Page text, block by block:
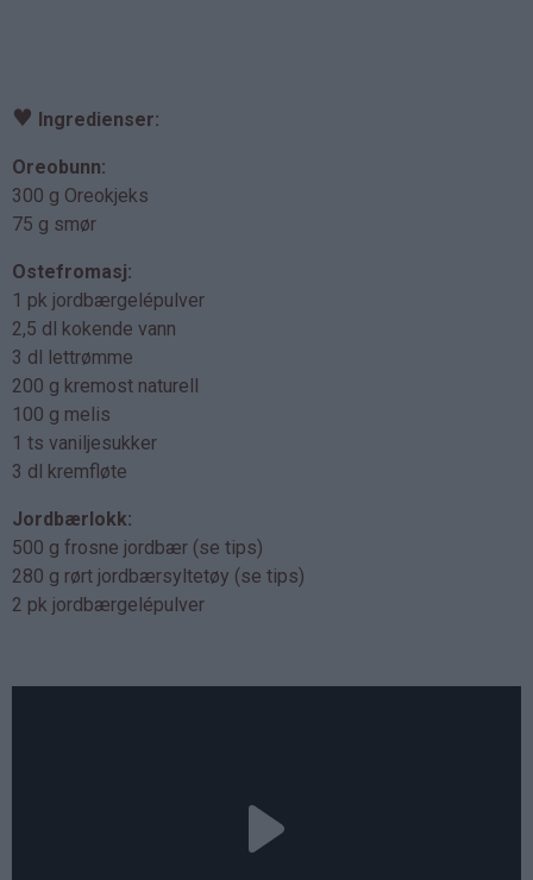
♥ Ingredienser:
Oreobunn:
300 g Oreokjeks
75 g smør
Ostefromasj:
1 pk jordbærgelépulver
2,5 dl kokende vann
3 dl lettrømme
200 g kremost naturell
100 g melis
1 ts vaniljesukker
3 dl kremfløte
Jordbærlokk:
500 g frosne jordbær (se tips)
280 g rørt jordbærsyltetøy (se tips)
2 pk jordbærgelépulver